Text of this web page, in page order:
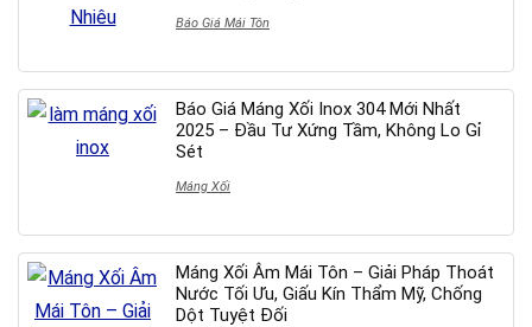
Báo Giá Mái Tôn
Báo Giá Máng Xối Inox 304 Mới Nhất
2025 – Đầu Tư Xứng Tầm, Không Lo Gỉ
Sét
Máng Xối
Máng Xối Âm Mái Tôn – Giải Pháp Thoát
Nước Tối Ưu, Giấu Kín Thẩm Mỹ, Chống
Dột Tuyệt Đối